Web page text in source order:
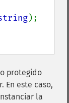
);
protegido
En este caso,
la